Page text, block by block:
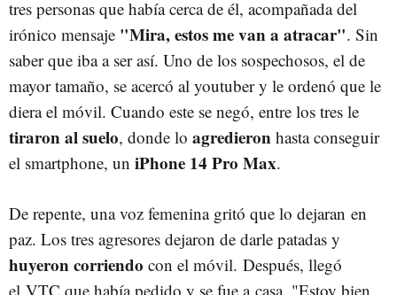
tres personas que había cerca de él, acompañada del
irónico mensaje "Mira, estos me van a atracar". Sin
saber que iba a ser así. Uno de los sospechosos, el de
mayor tamaño, se acercó al youtuber y le ordenó que le
diera el móvil. Cuando este se negó, entre los tres le
tiraron al suelo, donde lo agredieron hasta conseguir
el smartphone, un iPhone 14 Pro Max.
De repente, una voz femenina gritó que lo dejaran en
paz. Los tres agresores dejaron de darle patadas y
huyeron corriendo con el móvil. Después, llegó
el VTC que había pedido y se fue a casa. "Estoy bien,